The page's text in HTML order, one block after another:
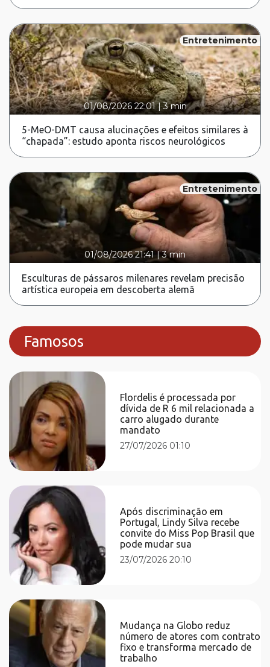
Entretenimento
01/08/2026 22:01|3 min
5-MeO-DMT causa alucinações e efeitos similares à
“chapada”: estudo aponta riscos neurológicos
Entretenimento
01/08/2026 21:41 |3 min
Esculturas de pássaros milenares revelam precisão
artística europeia em descoberta alemã
Famosos
Flordelis é processada por
dívida de R 6 mil relacionada a
carro alugado durante
mandato
27/07/2026 01:10
Após discriminação em
Portugal, Lindy Silva recebe
convite do Miss Pop Brasil que
pode mudar sua
23/07/2026 20:10
Mudança na Globo reduz
número de atores com contrato
fixo e transforma mercado de
trabalho